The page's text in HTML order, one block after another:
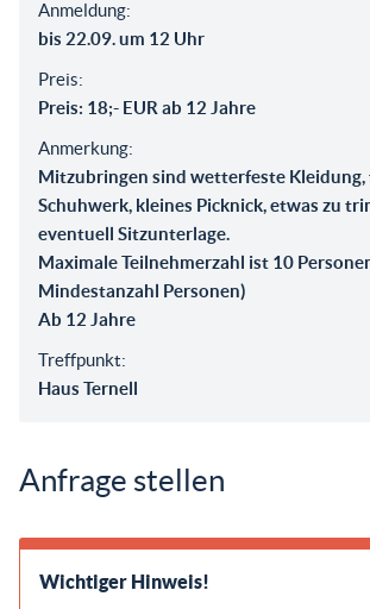
Anmeldung:
bis 22.09. um 12 Uhr
Preis:
Preis: 18;- EUR ab 12 Jahre
Anmerkung:
Mitzubringen sind wetterfeste Kleidung,
Schuhwerk, kleines Picknick, etwas zu
eventuell Sitzunterlage.
Maximale Teilnehmerzahl ist 10
Mindestanzahl Personen)
Ab 12 Jahre
Treffpunkt:
Haus Ternell
Anfrage stellen
Wichtiger Hinweis!